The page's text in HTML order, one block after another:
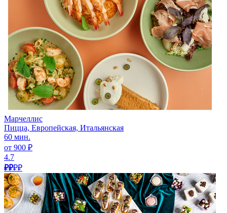
Марчеллис
Пицца, Европейская, Итальянская
60 мин.
от 900 ₽
4.7
₽₽₽₽